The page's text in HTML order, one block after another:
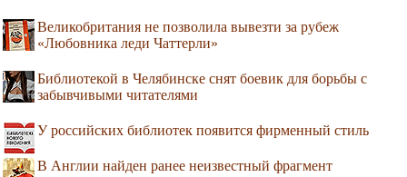
Великобритания не позволила вывезти за рубеж
«Любовника леди Чаттерли»
Библиотекой в Челябинске снят боевик для борьбы с
забывчивыми читателями
У российских библиотек появится фирменный стиль
В Англии найден ранее неизвестный фрагмент